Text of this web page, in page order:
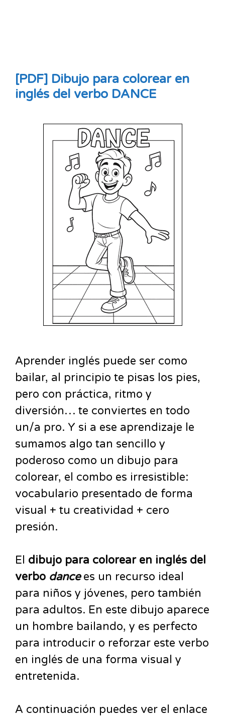
[PDF] Dibujo para colorear en
inglés del verbo DANCE
Aprender inglés puede ser como
bailar, al principio te pisas los pies,
pero con práctica, ritmo y
diversión… te conviertes en todo
un/a pro. Y si a ese aprendizaje le
sumamos algo tan sencillo y
poderoso como un dibujo para
colorear, el combo es irresistible:
vocabulario presentado de forma
visual + tu creatividad + cero
presión.
El dibujo para colorear en inglés del
verbo dancees un recurso ideal
para niños y jóvenes, pero también
para adultos. En este dibujo aparece
un hombre bailando, y es perfecto
para introducir o reforzar este verbo
en inglés de una forma visual y
entretenida.
A continuación puedes ver el enlace